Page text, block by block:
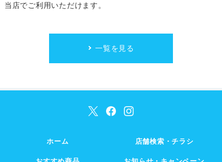
当店でご利用いただけます。
一覧を見る
ホーム 店舗検索・チラシ